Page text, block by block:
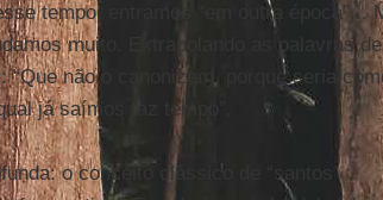
tempo, entramos “em outra época”...
muito. Extrapolando as palavras de
“Que não o canonizem, porque seria
já saímos faz tempo”.
o conceito clássico de “santos